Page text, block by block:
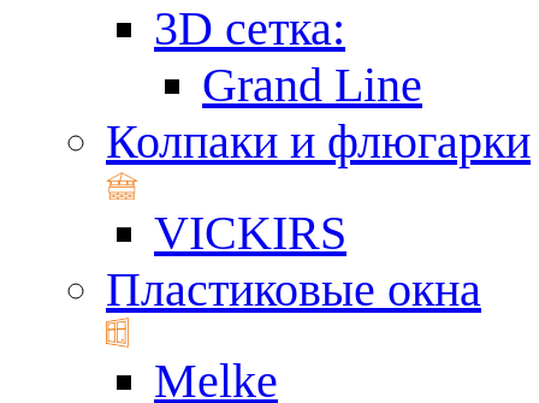
3D сетка:
Grand Line
Колпаки и флюгарки
VICKIRS
Пластиковые окна
Melke